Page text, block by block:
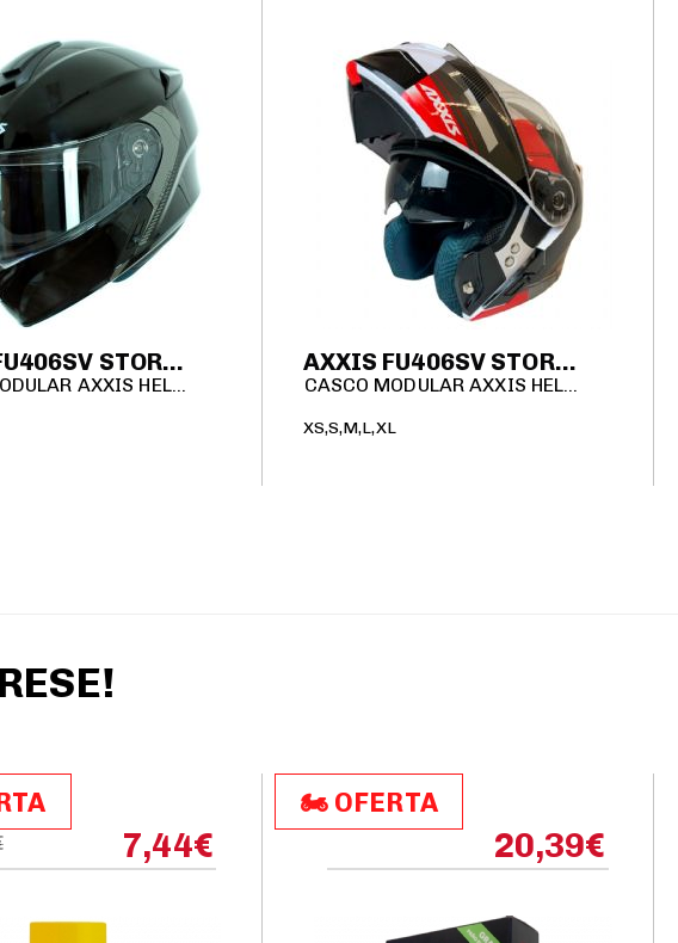
AXXIS FU406SV STORM SV S 2206 SOLID A1 NEGRO BRILLO
CASCO MODULAR AXXIS HELMETS
AXXIS FU406SV STORM SV S 2206 GRIP D5 BLANCO / ROJO / GRIS
CASCO MODULAR AXXIS HELMETS
XS,S,M,L,XL
7,44€
🏍️​​ OFERTA
20,39€